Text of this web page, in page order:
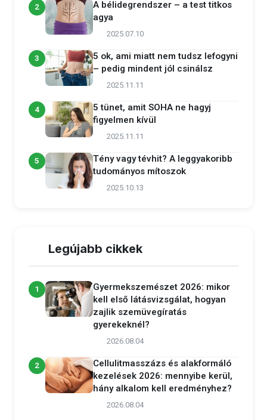
2
A bélidegrendszer – a test titkos
agya
2025.07.10
3
5 ok, ami miatt nem tudsz lefogyni
– pedig mindent jól csinálsz
2025.11.11
4
5 tünet, amit SOHA ne hagyj
figyelmen kívül
2025.11.11
5
Tény vagy tévhit? A leggyakoribb
tudományos mítoszok
2025.10.13
Legújabb cikkek
1
Gyermekszemészet 2026: mikor
kell első látásvizsgálat, hogyan
zajlik szemüvegíratás
gyerekeknél?
2026.08.04
2
Cellulitmasszázs és alakformáló
kezelések 2026: mennyibe kerül,
hány alkalom kell eredményhez?
2026.08.04